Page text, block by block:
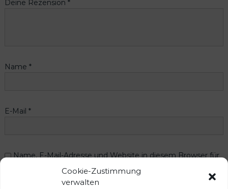
Cookie-Zustimmung
verwalten
Deine Rezension *
Name *
E-Mail *
Name, E-Mail-Adresse und Website in diesem Browser für
meinen nächsten Kommentar speichern.